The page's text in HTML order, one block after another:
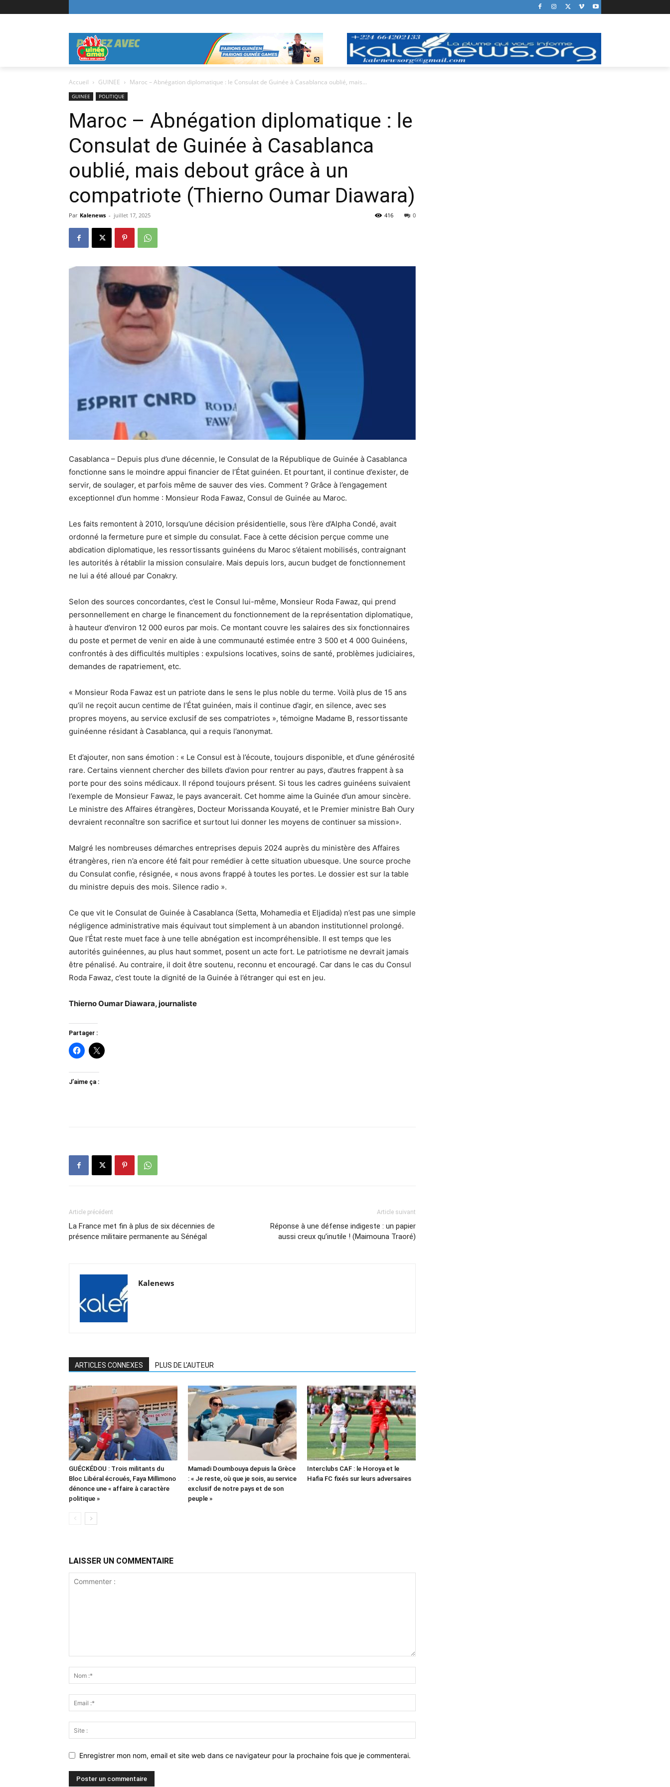
Accueil GUINEE Maroc – Abnégation diplomatique : le Consulat de Guinée à Casablanca oublié, mais...
GUINEE POLITIQUE
Maroc – Abnégation diplomatique : le
Consulat de Guinée à Casablanca
oublié, mais debout grâce à un
compatriote (Thierno Oumar Diawara)
Par Kalenews - juillet 17, 2025 0
416
Casablanca – Depuis plus d’une décennie, le Consulat de la République de Guinée à Casablanca
fonctionne sans le moindre appui financier de l’État guinéen. Et pourtant, il continue d’exister, de
servir, de soulager, et parfois même de sauver des vies. Comment ? Grâce à l’engagement
exceptionnel d’un homme : Monsieur Roda Fawaz, Consul de Guinée au Maroc.
Les faits remontent à 2010, lorsqu’une décision présidentielle, sous l’ère d’Alpha Condé, avait
ordonné la fermeture pure et simple du consulat. Face à cette décision perçue comme une
abdication diplomatique, les ressortissants guinéens du Maroc s’étaient mobilisés, contraignant
les autorités à rétablir la mission consulaire. Mais depuis lors, aucun budget de fonctionnement
ne lui a été alloué par Conakry.
Selon des sources concordantes, c’est le Consul lui-même, Monsieur Roda Fawaz, qui prend
personnellement en charge le financement du fonctionnement de la représentation diplomatique,
à hauteur d’environ 12 000 euros par mois. Ce montant couvre les salaires des six fonctionnaires
du poste et permet de venir en aide à une communauté estimée entre 3 500 et 4 000 Guinéens,
confrontés à des difficultés multiples : expulsions locatives, soins de santé, problèmes judiciaires,
demandes de rapatriement, etc.
« Monsieur Roda Fawaz est un patriote dans le sens le plus noble du terme. Voilà plus de 15 ans
qu’il ne reçoit aucun centime de l’État guinéen, mais il continue d’agir, en silence, avec ses
propres moyens, au service exclusif de ses compatriotes », témoigne Madame B, ressortissante
guinéenne résidant à Casablanca, qui a requis l’anonymat.
Et d’ajouter, non sans émotion : « Le Consul est à l’écoute, toujours disponible, et d’une générosité
rare. Certains viennent chercher des billets d’avion pour rentrer au pays, d’autres frappent à sa
porte pour des soins médicaux. Il répond toujours présent. Si tous les cadres guinéens suivaient
l’exemple de Monsieur Fawaz, le pays avancerait. Cet homme aime la Guinée d’un amour sincère.
Le ministre des Affaires étrangères, Docteur Morissanda Kouyaté, et le Premier ministre Bah Oury
devraient reconnaître son sacrifice et surtout lui donner les moyens de continuer sa mission».
Malgré les nombreuses démarches entreprises depuis 2024 auprès du ministère des Affaires
étrangères, rien n’a encore été fait pour remédier à cette situation ubuesque. Une source proche
du Consulat confie, résignée, « nous avons frappé à toutes les portes. Le dossier est sur la table
du ministre depuis des mois. Silence radio ».
Ce que vit le Consulat de Guinée à Casablanca (Setta, Mohamedia et Eljadida) n’est pas une simple
négligence administrative mais équivaut tout simplement à un abandon institutionnel prolongé.
Que l’État reste muet face à une telle abnégation est incompréhensible. Il est temps que les
autorités guinéennes, au plus haut sommet, posent un acte fort. Le patriotisme ne devrait jamais
être pénalisé. Au contraire, il doit être soutenu, reconnu et encouragé. Car dans le cas du Consul
Roda Fawaz, c’est toute la dignité de la Guinée à l’étranger qui est en jeu.
Thierno Oumar Diawara, journaliste
Partager :
J’aime ça :
Article précédent
La France met fin à plus de six décennies de
présence militaire permanente au Sénégal
Article suivant
Réponse à une défense indigeste : un papier
aussi creux qu’inutile ! (Maimouna Traoré)
Kalenews
ARTICLES CONNEXES PLUS DE L'AUTEUR
GUÉCKÉDOU : Trois militants du
Bloc Libéral écroués, Faya Millimono
dénonce une « affaire à caractère
politique »
Mamadi Doumbouya depuis la Grèce
: « Je reste, où que je sois, au service
exclusif de notre pays et de son
peuple »
Interclubs CAF : le Horoya et le
Hafia FC fixés sur leurs adversaires
LAISSER UN COMMENTAIRE
Enregistrer mon nom, email et site web dans ce navigateur pour la prochaine fois que je commenterai.